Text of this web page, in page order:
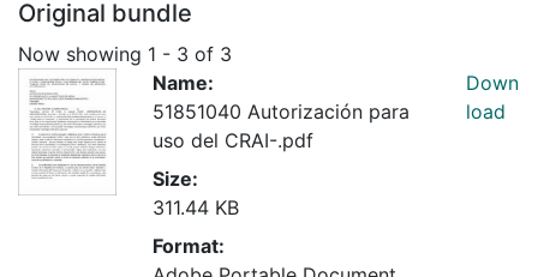
Original bundle
Now showing 1 - 3 of 3
Name:
51851040 Autorización para
uso del CRAI-.pdf
Size:
311.44 KB
Format:
Down
load